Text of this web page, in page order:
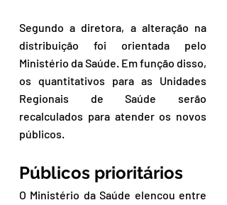
Segundo a diretora, a alteração na
distribuição foi orientada pelo
Ministério da Saúde. Em função disso,
os quantitativos para as Unidades
Regionais de Saúde serão
recalculados para atender os novos
públicos.
Públicos prioritários
O Ministério da Saúde elencou entre